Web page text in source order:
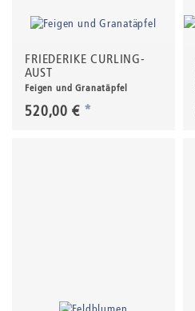
FRIEDERIKE CURLING-
AUST
Feigen und Granatäpfel
520,00 € *